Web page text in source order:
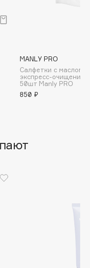
MANLY PRO
Салфетки с маслом
экспресс-очищения
50шт Manly PRO
850 ₽